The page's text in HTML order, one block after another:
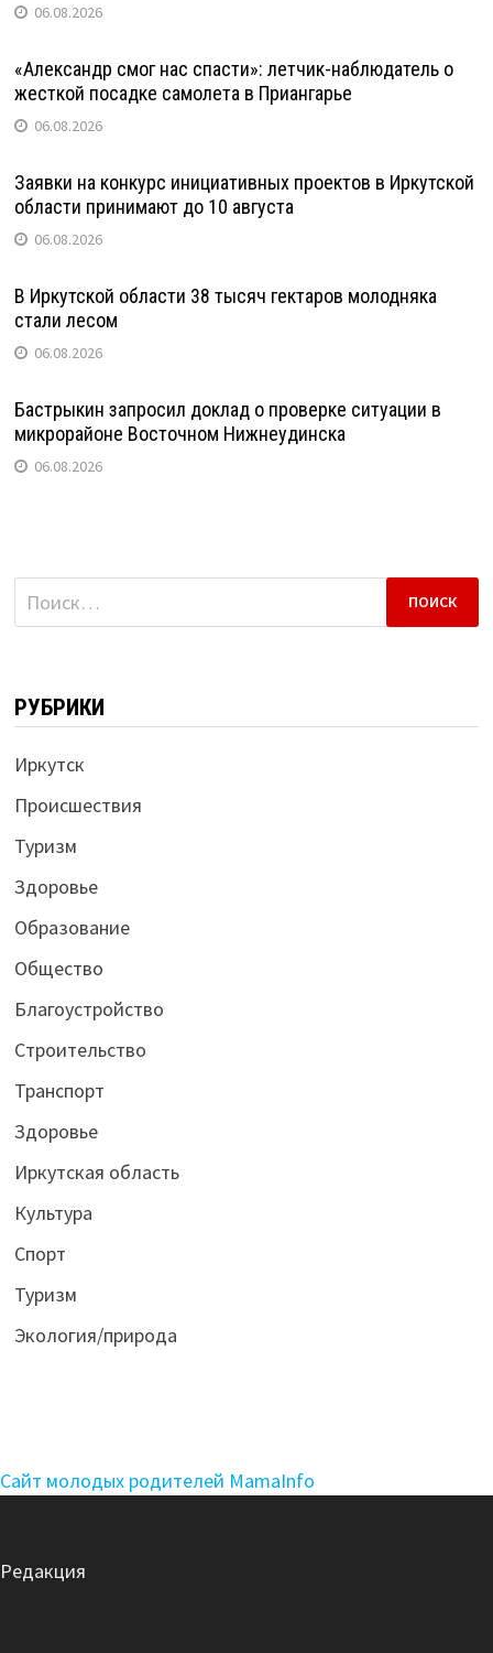
06.08.2026
«Александр смог нас спасти»: летчик-наблюдатель о
жесткой посадке самолета в Приангарье
06.08.2026
Заявки на конкурс инициативных проектов в Иркутской
области принимают до 10 августа
06.08.2026
В Иркутской области 38 тысяч гектаров молодняка
стали лесом
06.08.2026
Бастрыкин запросил доклад о проверке ситуации в
микрорайоне Восточном Нижнеудинска
06.08.2026
Найти:
РУБРИКИ
Иркутск
Происшествия
Туризм
Здоровье
Образование
Общество
Благоустройство
Строительство
Транспорт
Здоровье
Иркутская область
Культура
Спорт
Туризм
Экология/природа
Сайт молодых родителей MamaInfo
Редакция